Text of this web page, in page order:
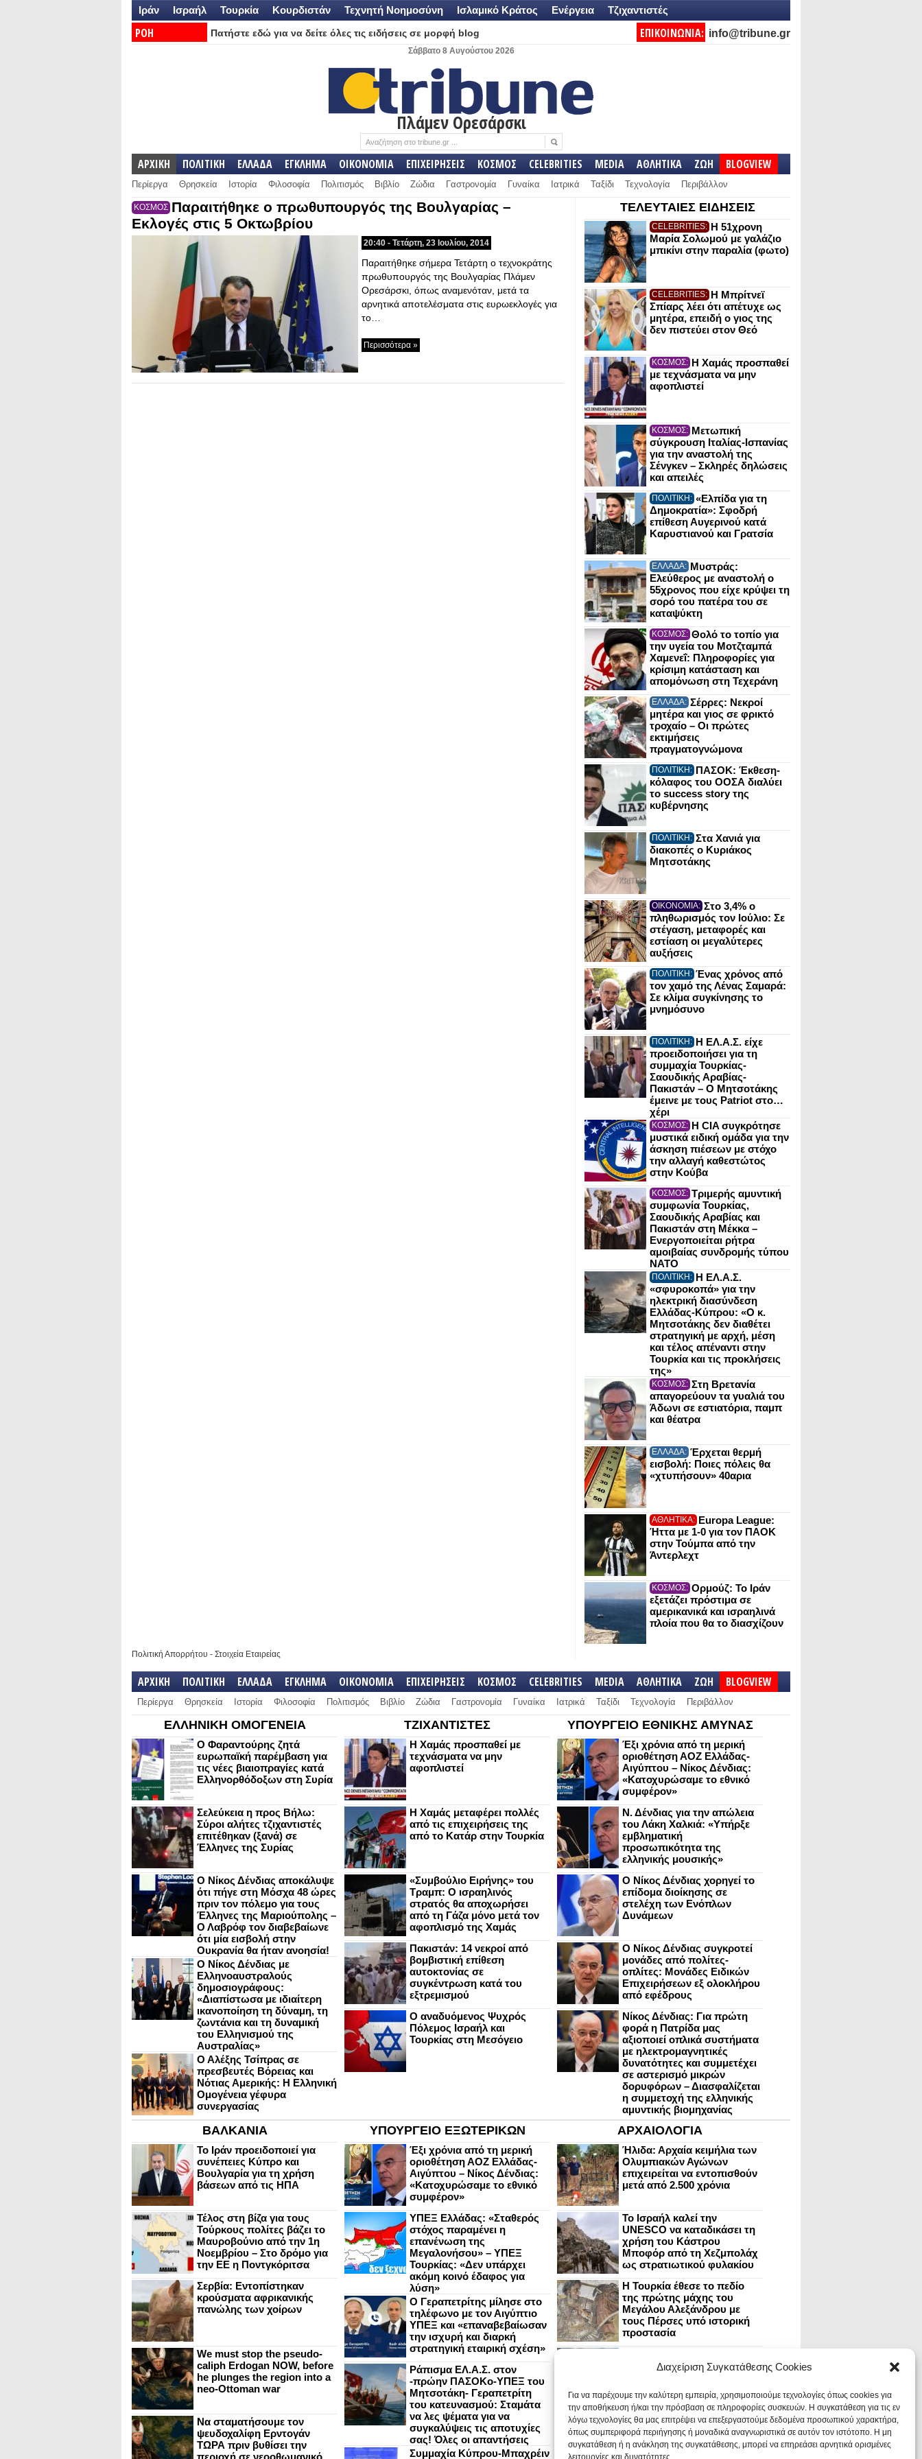
Διαχείριση Συγκατάθεσης Cookies
Για να παρέχουμε την καλύτερη εμπειρία, χρησιμοποιούμε τεχνολογίες όπως cookies για
την αποθήκευση ή/και την πρόσβαση σε πληροφορίες συσκευών. Η συγκατάθεση για τις εν
λόγω τεχνολογίες θα μας επιτρέψει να επεξεργαστούμε δεδομένα προσωπικού χαρακτήρα,
όπως συμπεριφορά περιήγησης ή μοναδικά αναγνωριστικά σε αυτόν τον ιστότοπο. Η μη
συγκατάθεση ή η ανάκληση της συγκατάθεσης, μπορεί να επηρεάσει αρνητικά ορισμένες
λειτουργίες και δυνατότητες.
Ιράν Ισραήλ Τουρκία Κουρδιστάν Τεχνητή Νοημοσύνη Ισλαμικό Κράτος Ενέργεια Τζιχαντιστές
ΡΟΗ
Πατήστε εδώ για να δείτε όλες τις ειδήσεις σε μορφή blog ΕΠΙΚΟΙΝΩΝΙΑ: info@tribune.gr
Σάββατο 8 Αυγούστου 2026
Πλάμεν Ορεσάρσκι
ΑΡΧΙΚΗ ΠΟΛΙΤΙΚΗ ΕΛΛΑΔΑ ΕΓΚΛΗΜΑ ΟΙΚΟΝΟΜΙΑ ΕΠΙΧΕΙΡΗΣΕΙΣ ΚΟΣΜΟΣ CELEBRITIES MEDIA ΑΘΛΗΤΙΚΑ ΖΩΗ BLOGVIEW
Περίεργα Θρησκεία Ιστορία Φιλοσοφία Πολιτισμός Βιβλίο Ζώδια Γαστρονομία Γυναίκα Ιατρικά Ταξίδι Τεχνολογία Περιβάλλον
ΚΟΣΜΟΣ Παραιτήθηκε ο πρωθυπουργός της Βουλγαρίας –
Εκλογές στις 5 Οκτωβρίου
20:40 - Τετάρτη, 23 Ιουλίου, 2014
Παραιτήθηκε σήμερα Τετάρτη ο τεχνοκράτης
πρωθυπουργός της Βουλγαρίας Πλάμεν
Ορεσάρσκι, όπως αναμενόταν, μετά τα
αρνητικά αποτελέσματα στις ευρωεκλογές για
το…
Περισσότερα »
ΤΕΛΕΥΤΑΙΕΣ ΕΙΔΗΣΕΙΣ
CELEBRITIES: Η 51χρονη
Μαρία Σολωμού με γαλάζιο
μπικίνι στην παραλία (φωτο)
CELEBRITIES: Η Μπρίτνεϊ
Σπίαρς λέει ότι απέτυχε ως
μητέρα, επειδή ο γιος της
δεν πιστεύει στον Θεό
ΚΟΣΜΟΣ: Η Χαμάς προσπαθεί
με τεχνάσματα να μην
αφοπλιστεί
ΚΟΣΜΟΣ: Μετωπική
σύγκρουση Ιταλίας-Ισπανίας
για την αναστολή της
Σένγκεν – Σκληρές δηλώσεις
και απειλές
ΠΟΛΙΤΙΚΗ: «Ελπίδα για τη
Δημοκρατία»: Σφοδρή
επίθεση Αυγερινού κατά
Καρυστιανού και Γρατσία
ΕΛΛΑΔΑ: Μυστράς:
Ελεύθερος με αναστολή ο
55χρονος που είχε κρύψει τη
σορό του πατέρα του σε
καταψύκτη
ΚΟΣΜΟΣ: Θολό το τοπίο για
την υγεία του Μοτζταμπά
Χαμενεΐ: Πληροφορίες για
κρίσιμη κατάσταση και
απομόνωση στη Τεχεράνη
ΕΛΛΑΔΑ: Σέρρες: Νεκροί
μητέρα και γιος σε φρικτό
τροχαίο – Οι πρώτες
εκτιμήσεις
πραγματογνώμονα
ΠΟΛΙΤΙΚΗ: ΠΑΣΟΚ: Έκθεση-
κόλαφος του ΟΟΣΑ διαλύει
το success story της
κυβέρνησης
ΠΟΛΙΤΙΚΗ: Στα Χανιά για
διακοπές ο Κυριάκος
Μητσοτάκης
ΟΙΚΟΝΟΜΙΑ: Στο 3,4% ο
πληθωρισμός τον Ιούλιο: Σε
στέγαση, μεταφορές και
εστίαση οι μεγαλύτερες
αυξήσεις
ΠΟΛΙΤΙΚΗ: Ένας χρόνος από
τον χαμό της Λένας Σαμαρά:
Σε κλίμα συγκίνησης το
μνημόσυνο
ΠΟΛΙΤΙΚΗ: Η ΕΛ.Α.Σ. είχε
προειδοποιήσει για τη
συμμαχία Τουρκίας-
Σαουδικής Αραβίας-
Πακιστάν – Ο Μητσοτάκης
έμεινε με τους Patriot στο…
χέρι
ΚΟΣΜΟΣ: Η CIA συγκρότησε
μυστικά ειδική ομάδα για την
άσκηση πιέσεων με στόχο
την αλλαγή καθεστώτος
στην Κούβα
ΚΟΣΜΟΣ: Τριμερής αμυντική
συμφωνία Τουρκίας,
Σαουδικής Αραβίας και
Πακιστάν στη Μέκκα –
Ενεργοποιείται ρήτρα
αμοιβαίας συνδρομής τύπου
NATO
ΠΟΛΙΤΙΚΗ: Η ΕΛ.Α.Σ.
«σφυροκοπά» για την
ηλεκτρική διασύνδεση
Ελλάδας-Κύπρου: «Ο κ.
Μητσοτάκης δεν διαθέτει
στρατηγική με αρχή, μέση
και τέλος απέναντι στην
Τουρκία και τις προκλήσεις
της»
ΚΟΣΜΟΣ: Στη Βρετανία
απαγορεύουν τα γυαλιά του
Άδωνι σε εστιατόρια, παμπ
και θέατρα
ΕΛΛΑΔΑ: Έρχεται θερμή
εισβολή: Ποιες πόλεις θα
«χτυπήσουν» 40αρια
ΑΘΛΗΤΙΚΑ: Europa League:
Ήττα με 1-0 για τον ΠΑΟΚ
στην Τούμπα από την
Άντερλεχτ
ΚΟΣΜΟΣ: Ορμούζ: Το Ιράν
εξετάζει πρόστιμα σε
αμερικανικά και ισραηλινά
πλοία που θα το διασχίζουν
Πολιτική Απορρήτου - Στοιχεία Εταιρείας
ΑΡΧΙΚΗ ΠΟΛΙΤΙΚΗ ΕΛΛΑΔΑ ΕΓΚΛΗΜΑ ΟΙΚΟΝΟΜΙΑ ΕΠΙΧΕΙΡΗΣΕΙΣ ΚΟΣΜΟΣ CELEBRITIES MEDIA ΑΘΛΗΤΙΚΑ ΖΩΗ BLOGVIEW
Περίεργα Θρησκεία Ιστορία Φιλοσοφία Πολιτισμός Βιβλίο Ζώδια Γαστρονομία Γυναίκα Ιατρικά Ταξίδι Τεχνολογία Περιβάλλον
ΕΛΛΗΝΙΚΗ ΟΜΟΓΕΝΕΙΑ
Ο Φαραντούρης ζητά
ευρωπαϊκή παρέμβαση για
τις νέες βιαιοπραγίες κατά
Ελληνορθόδοξων στη Συρία
Σελεύκεια η προς Βήλω:
Σύροι αλήτες τζιχαντιστές
επιτέθηκαν (ξανά) σε
Έλληνες της Συρίας
Ο Νίκος Δένδιας αποκάλυψε
ότι πήγε στη Μόσχα 48 ώρες
πριν τον πόλεμο για τους
Έλληνες της Μαριούπολης –
Ο Λαβρόφ τον διαβεβαίωνε
ότι μία εισβολή στην
Ουκρανία θα ήταν ανοησία!
Ο Νίκος Δένδιας με
Ελληνοαυστραλούς
δημοσιογράφους:
«Διαπίστωσα με ιδιαίτερη
ικανοποίηση τη δύναμη, τη
ζωντάνια και τη δυναμική
του Ελληνισμού της
Αυστραλίας»
Ο Αλέξης Τσίπρας σε
πρεσβευτές Βόρειας και
Νότιας Αμερικής: Η Ελληνική
Ομογένεια γέφυρα
συνεργασίας
ΤΖΙΧΑΝΤΙΣΤΕΣ
Η Χαμάς προσπαθεί με
τεχνάσματα να μην
αφοπλιστεί
Η Χαμάς μεταφέρει πολλές
από τις επιχειρήσεις της
από το Κατάρ στην Τουρκία
«Συμβούλιο Ειρήνης» του
Τραμπ: Ο ισραηλινός
στρατός θα αποχωρήσει
από τη Γάζα μόνο μετά τον
αφοπλισμό της Χαμάς
Πακιστάν: 14 νεκροί από
βομβιστική επίθεση
αυτοκτονίας σε
συγκέντρωση κατά του
εξτρεμισμού
Ο αναδυόμενος Ψυχρός
Πόλεμος Ισραήλ και
Τουρκίας στη Μεσόγειο
ΥΠΟΥΡΓΕΙΟ ΕΘΝΙΚΗΣ ΑΜΥΝΑΣ
Έξι χρόνια από τη μερική
οριοθέτηση ΑΟΖ Ελλάδας-
Αιγύπτου – Νίκος Δένδιας:
«Κατοχυρώσαμε το εθνικό
συμφέρον»
Ν. Δένδιας για την απώλεια
του Λάκη Χαλκιά: «Υπήρξε
εμβληματική
προσωπικότητα της
ελληνικής μουσικής»
Ο Νίκος Δένδιας χορηγεί το
επίδομα διοίκησης σε
στελέχη των Ενόπλων
Δυνάμεων
Ο Νίκος Δένδιας συγκροτεί
μονάδες από πολίτες-
οπλίτες: Μονάδες Ειδικών
Επιχειρήσεων εξ ολοκλήρου
από εφέδρους
Νίκος Δένδιας: Για πρώτη
φορά η Πατρίδα μας
αξιοποιεί οπλικά συστήματα
με ηλεκτρομαγνητικές
δυνατότητες και συμμετέχει
σε αστερισμό μικρών
δορυφόρων – Διασφαλίζεται
η συμμετοχή της ελληνικής
αμυντικής βιομηχανίας
ΒΑΛΚΑΝΙΑ
Το Ιράν προειδοποιεί για
συνέπειες Κύπρο και
Βουλγαρία για τη χρήση
βάσεων από τις ΗΠΑ
Τέλος στη βίζα για τους
Τούρκους πολίτες βάζει το
Μαυροβούνιο από την 1η
Νοεμβρίου – Στο δρόμο για
την ΕΕ η Ποντγκόριτσα
Σερβία: Εντοπίστηκαν
κρούσματα αφρικανικής
πανώλης των χοίρων
We must stop the pseudo-
caliph Erdogan NOW, before
he plunges the region into a
neo-Ottoman war
Να σταματήσουμε τον
ψευδοχαλίφη Ερντογάν
ΤΩΡΑ πριν βυθίσει την
περιοχή σε νεοοθωμανικό
ΥΠΟΥΡΓΕΙΟ ΕΞΩΤΕΡΙΚΩΝ
Έξι χρόνια από τη μερική
οριοθέτηση ΑΟΖ Ελλάδας-
Αιγύπτου – Νίκος Δένδιας:
«Κατοχυρώσαμε το εθνικό
συμφέρον»
ΥΠΕΞ Ελλάδας: «Σταθερός
στόχος παραμένει η
επανένωση της
Μεγαλονήσου» – ΥΠΕΞ
Τουρκίας: «Δεν υπάρχει
ακόμη κοινό έδαφος για
λύση»
Ο Γεραπετρίτης μίλησε στο
τηλέφωνο με τον Αιγύπτιο
ΥΠΕΞ και «επαναβεβαίωσαν
την ισχυρή και διαρκή
στρατηγική εταιρική σχέση»
Ράπισμα ΕΛ.Α.Σ. στον
-πρώην ΠΑΣΟΚο-ΥΠΕΞ του
Μητσοτάκη- Γεραπετρίτη
του κατευνασμού: Σταμάτα
να λες ψέματα για να
συγκαλύψεις τις αποτυχίες
σας! Όλες οι απαντήσεις
Συμμαχία Κύπρου-Μπαχρέιν
ΑΡΧΑΙΟΛΟΓΙΑ
Ήλιδα: Αρχαία κειμήλια των
Ολυμπιακών Αγώνων
επιχειρείται να εντοπισθούν
μετά από 2.500 χρόνια
Το Ισραήλ καλεί την
UNESCO να καταδικάσει τη
χρήση του Κάστρου
Μποφόρ από τη Χεζμπολάχ
ως στρατιωτικού φυλακίου
Η Τουρκία έθεσε το πεδίο
της πρώτης μάχης του
Μεγάλου Αλεξάνδρου με
τους Πέρσες υπό ιστορική
προστασία
ανακτόρου στην
στο Παλάτι των Δεσποτών
Οι Νεάντερταλ έκαναν
οδοντιατρικές επεμβάσεις σε
χαλασμένα δόντια, σύμφωνα
με ευρήματα